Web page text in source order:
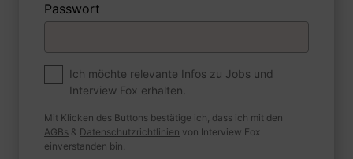
Wie sind Sie mit einer Situation
umgegangen, in der Sie einen
leistungsschwachen Mitarbeiter hatten?
Passwort
Ich möchte relevante Infos zu Jobs und
Interview Fox erhalten.
Mit Klicken des Buttons bestätige ich, dass ich mit den
AGBs & Datenschutzrichtlinien von Interview Fox
einverstanden bin.